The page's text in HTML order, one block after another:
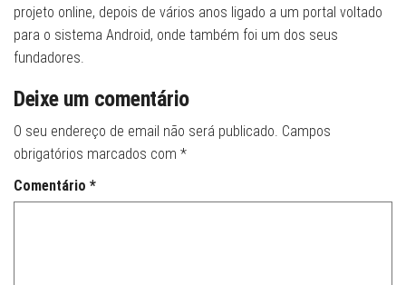
projeto online, depois de vários anos ligado a um portal voltado
para o sistema Android, onde também foi um dos seus
fundadores.
Deixe um comentário
O seu endereço de email não será publicado. Campos
obrigatórios marcados com *
Comentário *